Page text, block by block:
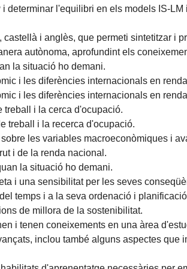
determinar l'equilibri en els models IS-LM
i anglès, que permeti sintetitzar i
autònoma, aprofundint els
la situació ho demani.
i les diferències internacionals en
i les diferències internacionals en
treball i la cerca d'ocupació.
treball i la recerca d'ocupació.
les variables macroeconòmiques i
i de la renda nacional.
la situació ho demani.
i una sensibilitat per les seves
temps i a la seva ordenació i
de millora de la sostenibilitat.
i tenen coneixements en una àrea
inclou també alguns aspectes